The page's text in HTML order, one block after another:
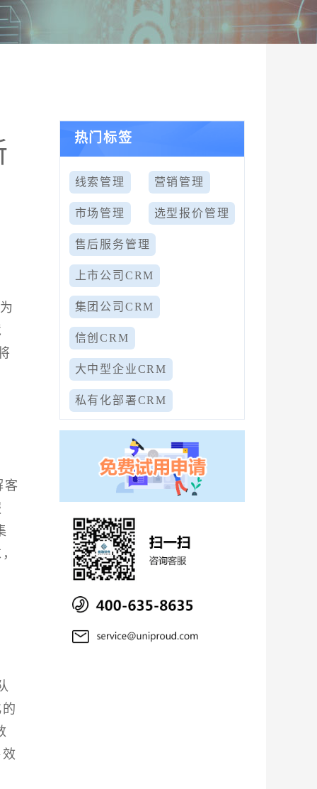
客
热门标签
线索管理 营销管理
市场管理 选型报价管理
售后服务管理
上市公司CRM
集团公司CRM
信创CRM
大中型企业CRM
私有化部署CRM